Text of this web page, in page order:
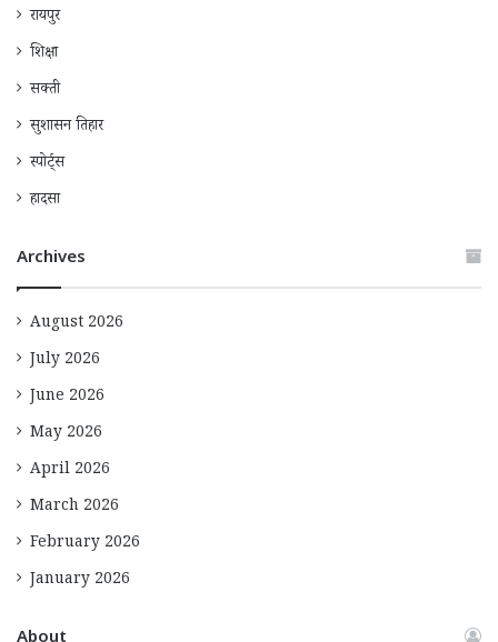
रायपुर
शिक्षा
सक्ती
सुशासन तिहार
स्पोर्ट्स
हादसा
Archives
August 2026
July 2026
June 2026
May 2026
April 2026
March 2026
February 2026
January 2026
About